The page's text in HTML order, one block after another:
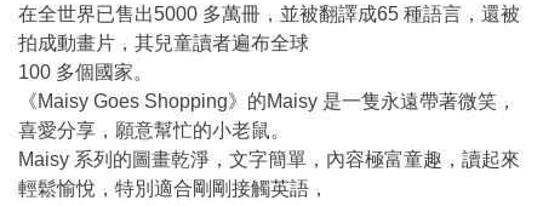
在全世界已售出5000 多萬冊，並被翻譯成65 種語言，還被
拍成動畫片，其兒童讀者遍布全球
100 多個國家。
《Maisy Goes Shopping》的Maisy 是一隻永遠帶著微笑，
喜愛分享，願意幫忙的小老鼠。
Maisy 系列的圖畫乾淨，文字簡單，內容極富童趣，讀起來
輕鬆愉悅，特別適合剛剛接觸英語，